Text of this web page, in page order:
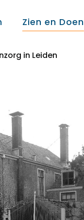
Zien en Doen
Over ons
Colofon
Contact
Onderwijs
in Leiden